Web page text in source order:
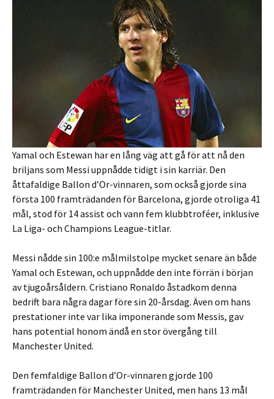
Yamal och Estewan har en lång väg att gå för att nå den
briljans som Messi uppnådde tidigt i sin karriär. Den
åttafaldige Ballon d’Or-vinnaren, som också gjorde sina
första 100 framträdanden för Barcelona, ​​​​gjorde otroliga 41
mål, stod för 14 assist och vann fem klubbtroféer, inklusive
La Liga- och Champions League-titlar.
Messi nådde sin 100:e målmilstolpe mycket senare än både
Yamal och Estewan, och uppnådde den inte förrän i början
av tjugoårsåldern. Cristiano Ronaldo åstadkom denna
bedrift bara några dagar före sin 20-årsdag. Även om hans
prestationer inte var lika imponerande som Messis, gav
hans potential honom ändå en stor övergång till
Manchester United.
Den femfaldige Ballon d’Or-vinnaren gjorde 100
framträdanden för Manchester United, men hans 13 mål